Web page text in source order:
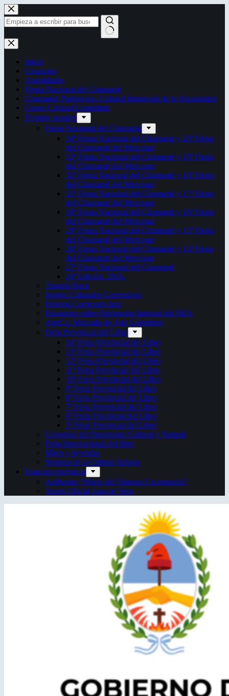
Saltar
al
contenido
Sin
resultados
Inicio
Contactos
Autoridades
Fiesta Nacional del Chamamé
Chamamé: Patrimonio Cultural Inmaterial de la Humanidad
Censo Cultural Correntino
Eventos anuales
Fiesta Nacional del Chamamé
34ª Fiesta Nacional del Chamamé y 20ª Fiesta
del Chamamé del Mercosur
33ª Fiesta Nacional del Chamamé y 19ª Fiesta
del Chamamé del Mercosur
32ª Fiesta Nacional del Chamamé y 18ª Fiesta
del Chamamé del Mercosur
31ª Fiesta Nacional del Chamamé y 17ª Fiesta
del Chamamé del Mercosur
30ª Fiesta Nacional del Chamamé y 16ª Fiesta
del Chamamé del Mercosur
29ª Fiesta Nacional del Chamamé y 15ª Fiesta
del Chamamé del Mercosur
28ª Fiesta Nacional del Chamamé y 14ª Fiesta
del Chamamé del Mercosur
27ª Fiesta Nacional del Chamamé
26ª Edición. 2016.
Taragüi Rock
Juegos Culturales Correntinos
Festival Corrientes Jazz
Encuentro sobre Patrimonio Integral del NEA
ArteCo. Mercado de Arte Corrientes
Feria Provincial del Libro
14ª Feria Provincial del Libro
13ª Feria Provincial del Libro
12ª Feria Provincial del Libro
11ª Feria Provincial del Libro
10ª Feria Provincial del Libro
9ª Feria Provincial del Libro
8ª Feria Provincial del Libro
7ª Feria Provincial del Libro
6ª Feria Provincial del Libro
5ª Feria Provincial del Libro
Congreso del Patrimonio Cultural y Natural
Feria Internacional del libro
Mitos y leyendas
Semana de la Cultura Italiana
Espacios escénicos
Anfiteatro “Mario del Tránsito Cocomarola”
Teatro Oficial Juan de Vera